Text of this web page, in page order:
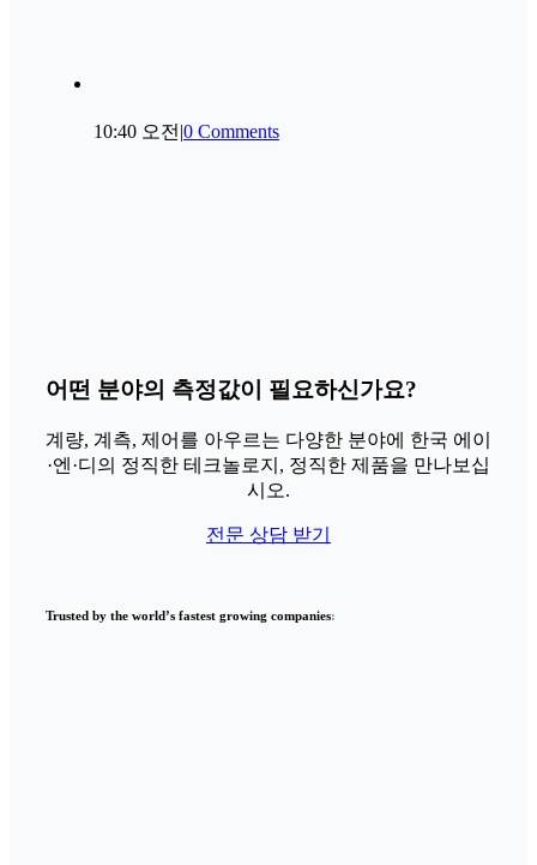
10:40 오전 |0 Comments
어떤 분야의 측정값이 필요하신가요?
계량, 계측, 제어를 아우르는 다양한 분야에 한국 에이
·엔·디의 정직한 테크놀로지, 정직한 제품을 만나보십
시오.
전문 상담 받기
Trusted by the world’s fastest growing companies: